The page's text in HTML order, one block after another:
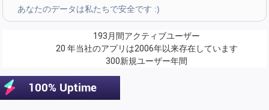
starstarstar v4.3.21
先月
あなたのデータは私たちで安全です :)
月間アクティブユーザー
193
当社のアプリは2006年以来存在しています
20 年
新規ユーザー年間
300